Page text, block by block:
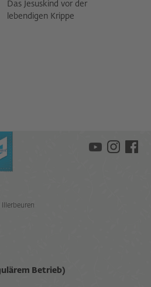
Das Jesuskind vor der
lebendigen Krippe
Betrieb)